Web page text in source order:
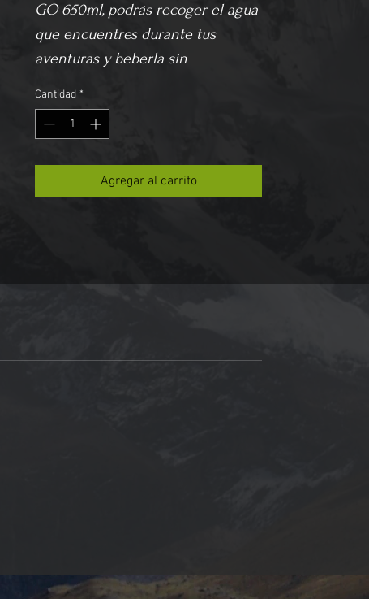
GO 650ml, podrás recoger el agua
que encuentres durante tus
aventuras y beberla sin
99,99% de bacterias y parásitos,
con piezas y filtros totalmente
Cantidad *
Agregar al carrito